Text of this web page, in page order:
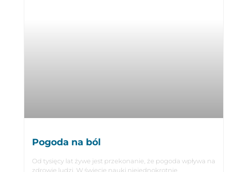
Pogoda na ból
Od tysięcy lat żywe jest przekonanie, że pogoda wpływa na
zdrowie ludzi. W świecie nauki niejednokrotnie